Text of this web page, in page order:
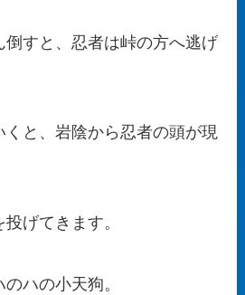
倒すと、忍者は峠の方へ逃げ
くと、岩陰から忍者の頭が現
げてきます。
ハの小天狗。